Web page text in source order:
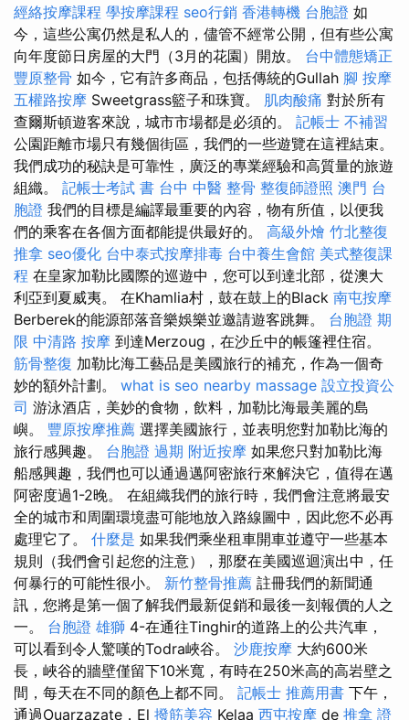
經絡按摩課程 學按摩課程 seo行銷 香港轉機 台胞證 如
今，這些公寓仍然是私人的，儘管不經常公開，但有些公寓
向年度節日房屋的大門（3月的花園）開放。 台中體態矯正
豐原整骨 如今，它有許多商品，包括傳統的Gullah 腳 按摩
五權路按摩 Sweetgrass籃子和珠寶。 肌肉酸痛 對於所有
查爾斯頓遊客來說，城市市場都是必須的。 記帳士 不補習
公園距離市場只有幾個街區，我們的一些遊覽在這裡結束。
我們成功的秘訣是可靠性，廣泛的專業經驗和高質量的旅遊
組織。 記帳士考試 書 台中 中醫 整骨 整復師證照 澳門 台
胞證 我們的目標是編譯最重要的內容，物有所值，以便我
們的乘客在各個方面都能提供最好的。 高級外燴 竹北整復
推拿 seo優化 台中泰式按摩排毒 台中養生會館 美式整復課
程 在皇家加勒比國際的巡遊中，您可以到達北部，從澳大
利亞到夏威夷。 在Khamlia村，鼓在鼓上的Black 南屯按摩
Berberek的能源部落音樂娛樂並邀請遊客跳舞。 台胞證 期
限 中清路 按摩 到達Merzoug，在沙丘中的帳篷裡住宿。
筋骨整復 加勒比海工藝品是美國旅行的補充，作為一個奇
妙的額外計劃。 what is seo nearby massage 設立投資公
司 游泳酒店，美妙的食物，飲料，加勒比海最美麗的島
嶼。 豐原按摩推薦 選擇美國旅行，並表明您對加勒比海的
旅行感興趣。 台胞證 過期 附近按摩 如果您只對加勒比海
船感興趣，我們也可以通過邁阿密旅行來解決它，值得在邁
阿密度過1-2晚。 在組織我們的旅行時，我們會注意將最安
全的城市和周圍環境盡可能地放入路線圖中，因此您不必再
處理它了。 什麼是 如果我們乘坐租車開車並遵守一些基本
規則（我們會引起您的注意），那麼在美國巡迴演出中，任
何暴行的可能性很小。 新竹整骨推薦 註冊我們的新聞通
訊，您將是第一個了解我們最新促銷和最後一刻報價的人之
一。 台胞證 雄獅 4-在通往Tinghir的道路上的公共汽車，
可以看到令人驚嘆的Todra峽谷。 沙鹿按摩 大約600米
長，峽谷的牆壁僅留下10米寬，有時在250米高的高岩壁之
間，每天在不同的顏色上都不同。 記帳士 推薦用書 下午，
通過Ouarzazate，El 撥筋美容 Kelaa 西屯按摩 de 推拿 證